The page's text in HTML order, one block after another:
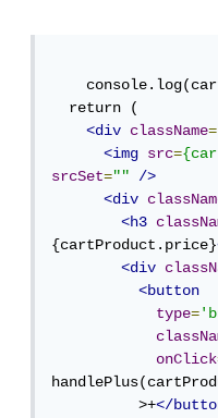
    console.log(cartProduct.id)
  return (
<div
className
<img
src=
srcSet=""
/>
<div
<h3
<div
<button
type=
          >+
</